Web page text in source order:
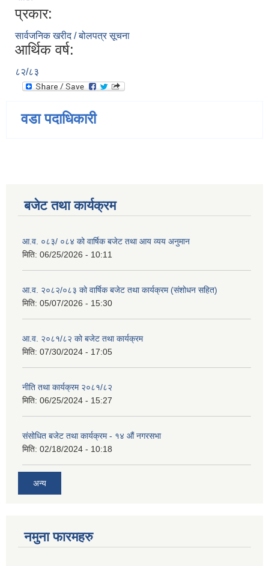
प्रकार:
सार्वजनिक खरीद / बोलपत्र सूचना
आर्थिक वर्ष:
८२/८३
वडा पदाधिकारी
बजेट तथा कार्यक्रम
आ.व. ०८३/ ०८४ को वार्षिक बजेट तथा आय व्यय अनुमान
मिति: 06/25/2026 - 10:11
आ.व. २०८२/०८३ को वार्षिक बजेट तथा कार्यक्रम (संशोधन सहित)
मिति: 05/07/2026 - 15:30
आ.व. २०८१/८२ को बजेट तथा कार्यक्रम
मिति: 07/30/2024 - 17:05
नीति तथा कार्यक्रम २०८१/८२
मिति: 06/25/2024 - 15:27
संसोधित बजेट तथा कार्यक्रम - १४ औं नगरसभा
मिति: 02/18/2024 - 10:18
अन्य
नमुना फारमहरु